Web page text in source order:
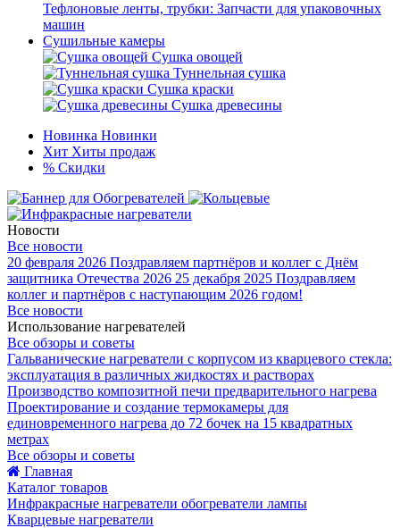
Тефлоновые ленты, трубки: Запчасти для упаковочных
машин
Сушильные камеры
Сушка овощей
Туннельная сушка
Сушка краски
Сушка древесины
Новинка Новинки
Хит Хиты продаж
% Скидки
Новости
Все новости
20 февраля 2026 Поздравляем партнёров и коллег с Днём
защитника Отечества 2026 25 декабря 2025 Поздравляем
коллег и партнёров с наступающим 2026 годом!
Все новости
Использование нагревателей
Все обзоры и советы
Гальванические нагреватели с корпусом из кварцевого стекла:
эксплуатация в различных жидкостях и растворах
Производство композитной печи предварительного нагрева
Проектирование и создание термокамеры для
единовременного нагрева до 72 бочек на 15 квадратных
метрах
Все обзоры и советы
Главная
Каталог товаров
Инфракрасные нагреватели обогреватели лампы
Кварцевые нагреватели